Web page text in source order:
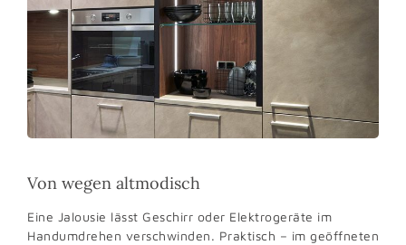
Von wegen altmodisch
Eine Jalousie lässt Geschirr oder Elektrogeräte im
Handumdrehen verschwinden. Praktisch – im geöffneten